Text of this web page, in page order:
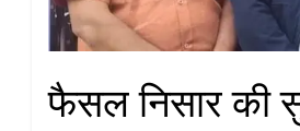
फैसल निसार की